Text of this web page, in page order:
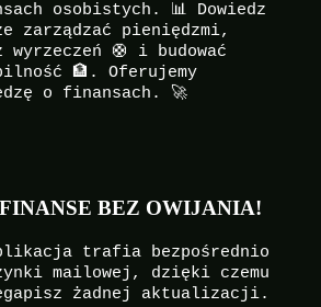
osobistych. 📊 Dowiedz
zarządzać pieniędzmi,
wyrzeczeń 🛟 i budować
🏦. Oferujemy
o finansach. 🚀
BEZ OWIJANIA!
trafia bezpośrednio
mailowej, dzięki czemu
żadnej aktualizacji.